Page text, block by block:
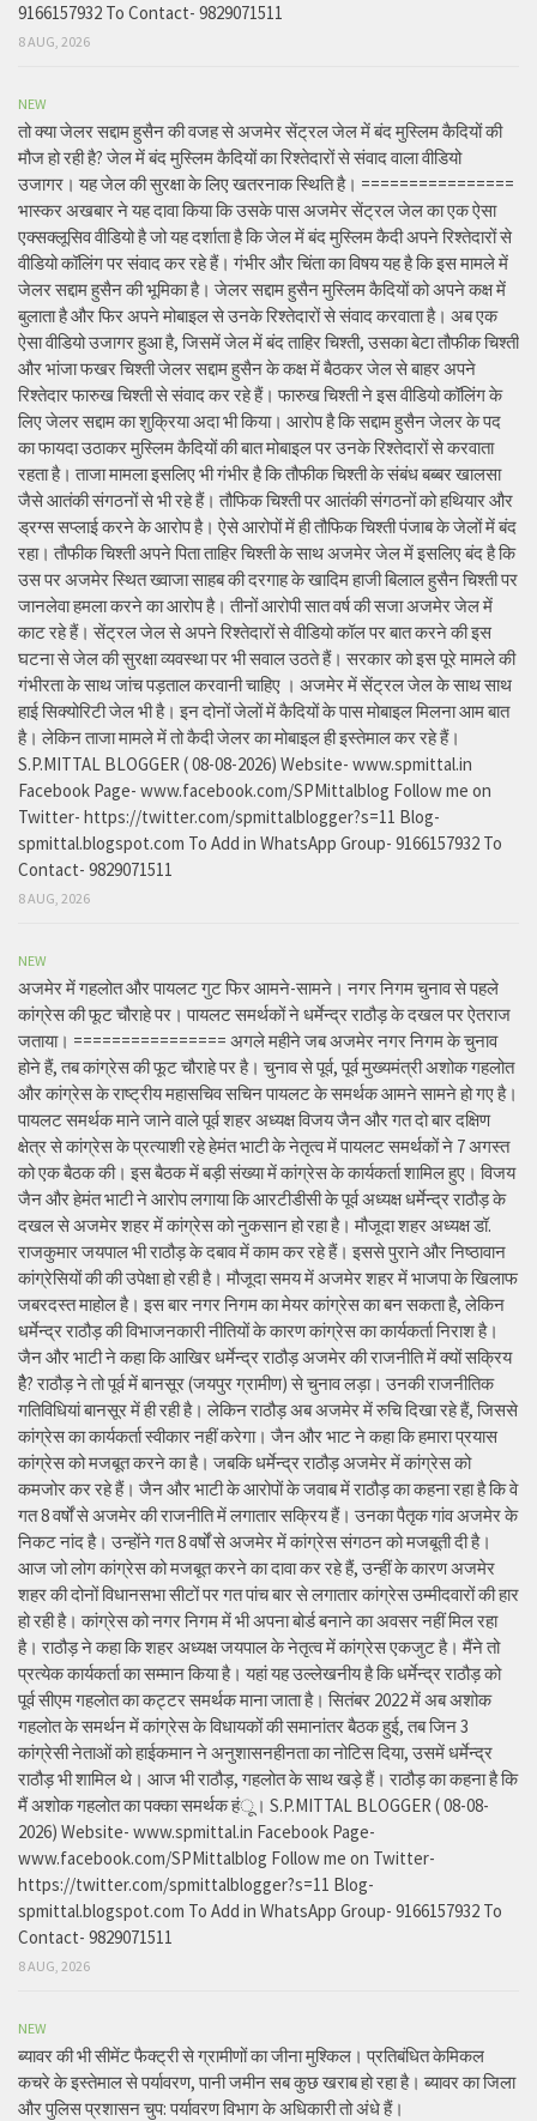
9166157932 To Contact- 9829071511
8 AUG, 2026
NEW
तो क्या जेलर सद्दाम हुसैन की वजह से अजमेर सेंट्रल जेल में बंद मुस्लिम कैदियों की
मौज हो रही है? जेल में बंद मुस्लिम कैदियों का रिश्तेदारों से संवाद वाला वीडियो
उजागर। यह जेल की सुरक्षा के लिए खतरनाक स्थिति है। ================
भास्कर अखबार ने यह दावा किया कि उसके पास अजमेर सेंट्रल जेल का एक ऐसा
एक्सक्लूसिव वीडियो है जो यह दर्शाता है कि जेल में बंद मुस्लिम कैदी अपने रिश्तेदारों से
वीडियो कॉलिंग पर संवाद कर रहे हैं। गंभीर और चिंता का विषय यह है कि इस मामले में
जेलर सद्दाम हुसैन की भूमिका है। जेलर सद्दाम हुसैन मुस्लिम कैदियों को अपने कक्ष में
बुलाता है और फिर अपने मोबाइल से उनके रिश्तेदारों से संवाद करवाता है। अब एक
ऐसा वीडियो उजागर हुआ है, जिसमें जेल में बंद ताहिर चिश्ती, उसका बेटा तौफीक चिश्ती
और भांजा फखर चिश्ती जेलर सद्दाम हुसैन के कक्ष में बैठकर जेल से बाहर अपने
रिश्तेदार फारुख चिश्ती से संवाद कर रहे हैं। फारुख चिश्ती ने इस वीडियो कॉलिंग के
लिए जेलर सद्दाम का शुक्रिया अदा भी किया। आरोप है कि सद्दाम हुसैन जेलर के पद
का फायदा उठाकर मुस्लिम कैदियों की बात मोबाइल पर उनके रिश्तेदारों से करवाता
रहता है। ताजा मामला इसलिए भी गंभीर है कि तौफीक चिश्ती के संबंध बब्बर खालसा
जैसे आतंकी संगठनों से भी रहे हैं। तौफिक चिश्ती पर आतंकी संगठनों को हथियार और
ड्रग्स सप्लाई करने के आरोप है। ऐसे आरोपों में ही तौफिक चिश्ती पंजाब के जेलों में बंद
रहा। तौफीक चिश्ती अपने पिता ताहिर चिश्ती के साथ अजमेर जेल में इसलिए बंद है कि
उस पर अजमेर स्थित ख्वाजा साहब की दरगाह के खादिम हाजी बिलाल हुसैन चिश्ती पर
जानलेवा हमला करने का आरोप है। तीनों आरोपी सात वर्ष की सजा अजमेर जेल में
काट रहे हैं। सेंट्रल जेल से अपने रिश्तेदारों से वीडियो कॉल पर बात करने की इस
घटना से जेल की सुरक्षा व्यवस्था पर भी सवाल उठते हैं। सरकार को इस पूरे मामले की
गंभीरता के साथ जांच पड़ताल करवानी चाहिए । अजमेर में सेंट्रल जेल के साथ साथ
हाई सिक्योरिटी जेल भी है। इन दोनों जेलों में कैदियों के पास मोबाइल मिलना आम बात
है। लेकिन ताजा मामले में तो कैदी जेलर का मोबाइल ही इस्तेमाल कर रहे हैं।
S.P.MITTAL BLOGGER ( 08-08-2026) Website- www.spmittal.in
Facebook Page- www.facebook.com/SPMittalblog Follow me on
Twitter- https://twitter.com/spmittalblogger?s=11 Blog-
spmittal.blogspot.com To Add in WhatsApp Group- 9166157932 To
Contact- 9829071511
8 AUG, 2026
NEW
अजमेर में गहलोत और पायलट गुट फिर आमने-सामने। नगर निगम चुनाव से पहले
कांग्रेस की फूट चौराहे पर। पायलट समर्थकों ने धर्मेन्द्र राठौड़ के दखल पर ऐतराज
जताया। ================ अगले महीने जब अजमेर नगर निगम के चुनाव
होने हैं, तब कांग्रेस की फूट चौराहे पर है। चुनाव से पूर्व, पूर्व मुख्यमंत्री अशोक गहलोत
और कांग्रेस के राष्ट्रीय महासचिव सचिन पायलट के समर्थक आमने सामने हो गए है।
पायलट समर्थक माने जाने वाले पूर्व शहर अध्यक्ष विजय जैन और गत दो बार दक्षिण
क्षेत्र से कांग्रेस के प्रत्याशी रहे हेमंत भाटी के नेतृत्व में पायलट समर्थकों ने 7 अगस्त
को एक बैठक की। इस बैठक में बड़ी संख्या में कांग्रेस के कार्यकर्ता शामिल हुए। विजय
जैन और हेमंत भाटी ने आरोप लगाया कि आरटीडीसी के पूर्व अध्यक्ष धर्मेन्द्र राठौड़ के
दखल से अजमेर शहर में कांग्रेस को नुकसान हो रहा है। मौजूदा शहर अध्यक्ष डॉ.
राजकुमार जयपाल भी राठौड़ के दबाव में काम कर रहे हैं। इससे पुराने और निष्ठावान
कांग्रेसियों की की उपेक्षा हो रही है। मौजूदा समय में अजमेर शहर में भाजपा के खिलाफ
जबरदस्त माहोल है। इस बार नगर निगम का मेयर कांग्रेस का बन सकता है, लेकिन
धर्मेन्द्र राठौड़ की विभाजनकारी नीतियों के कारण कांग्रेस का कार्यकर्ता निराश है।
जैन और भाटी ने कहा कि आखिर धर्मेन्द्र राठौड़ अजमेर की राजनीति में क्यों सक्रिय
हैै? राठौड़ ने तो पूर्व में बानसूर (जयपुर ग्रामीण) से चुनाव लड़ा। उनकी राजनीतिक
गतिविधियां बानसूर में ही रही है। लेकिन राठौड़ अब अजमेर में रुचि दिखा रहे हैं, जिससे
कांग्रेस का कार्यकर्ता स्वीकार नहीं करेगा। जैन और भाट ने कहा कि हमारा प्रयास
कांग्रेस को मजबूत करने का है। जबकि धर्मेन्द्र राठौड़ अजमेर में कांग्रेस को
कमजोर कर रहे हैं। जैन और भाटी के आरोपों के जवाब में राठौड़ का कहना रहा है कि वे
गत 8 वर्षों से अजमेर की राजनीति में लगातार सक्रिय हैं। उनका पैतृक गांव अजमेर के
निकट नांद है। उन्होंने गत 8 वर्षों से अजमेर में कांग्रेस संगठन को मजबूती दी है।
आज जो लोग कांग्रेस को मजबूत करने का दावा कर रहे हैं, उन्हीं के कारण अजमेर
शहर की दोनों विधानसभा सीटों पर गत पांच बार से लगातार कांग्रेस उम्मीदवारों की हार
हो रही है। कांग्रेस को नगर निगम में भी अपना बोर्ड बनाने का अवसर नहीं मिल रहा
है। राठौड़ ने कहा कि शहर अध्यक्ष जयपाल के नेतृत्व में कांग्रेस एकजुट है। मैंने तो
प्रत्येक कार्यकर्ता का सम्मान किया है। यहां यह उल्लेखनीय है कि धर्मेन्द्र राठौड़ को
पूर्व सीएम गहलोत का कट्टर समर्थक माना जाता है। सितंबर 2022 में अब अशोक
गहलोत के समर्थन में कांग्रेस के विधायकों की समानांतर बैठक हुई, तब जिन 3
कांग्रेसी नेताओं को हाईकमान ने अनुशासनहीनता का नोटिस दिया, उसमें धर्मेन्द्र
राठौड़ भी शामिल थे। आज भी राठौड़, गहलोत के साथ खड़े हैं। राठौड़ का कहना है कि
मैं अशोक गहलोत का पक्का समर्थक हंू। S.P.MITTAL BLOGGER ( 08-08-
2026) Website- www.spmittal.in Facebook Page-
www.facebook.com/SPMittalblog Follow me on Twitter-
https://twitter.com/spmittalblogger?s=11 Blog-
spmittal.blogspot.com To Add in WhatsApp Group- 9166157932 To
Contact- 9829071511
8 AUG, 2026
NEW
ब्यावर की भी सीमेंट फैक्ट्री से ग्रामीणों का जीना मुश्किल। प्रतिबंधित केमिकल
कचरे के इस्तेमाल से पर्यावरण, पानी जमीन सब कुछ खराब हो रहा है। ब्यावर का जिला
और पुलिस प्रशासन चुप: पर्यावरण विभाग के अधिकारी तो अंधे हैं।